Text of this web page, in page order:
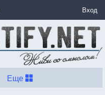
Вход
Еще